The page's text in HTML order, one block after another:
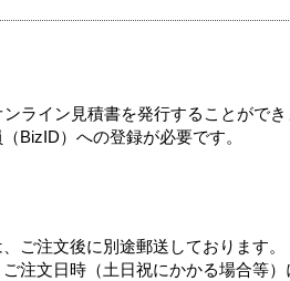
ライン見積書を発行することができ
BizID）への登録が必要です。
ご注文後に別途郵送しております。
注文日時（土日祝にかかる場合等